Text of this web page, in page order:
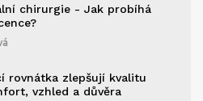
chirurgie - Jak probíhá
rovnátka zlepšují kvalitu
vzhled a důvěra